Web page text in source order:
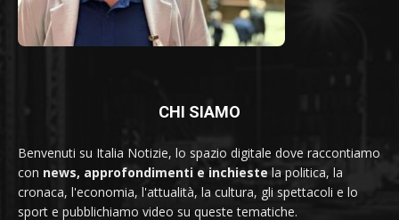
CHI SIAMO
Benvenuti su Italia Notizie, lo spazio digitale dove raccontiamo
con news, approfondimenti e inchieste la politica, la
cronaca, l'economia, l'attualità, la cultura, gli spettacoli e lo
sport e pubblichiamo video su queste tematiche.